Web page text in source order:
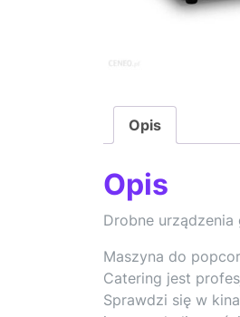
Opis
Opis
Drobne
Maszyna do
Catering jest
Sprawdzi się w